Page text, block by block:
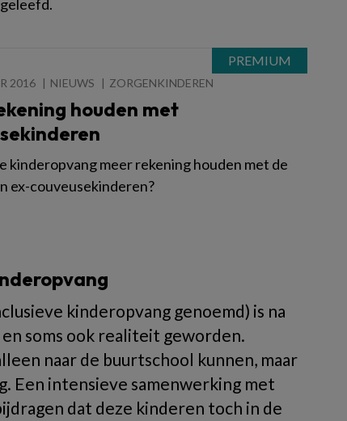
2016 NIEUWS ZORGENKINDEREN
houden met
kinderopvang meer rekening houden met de
ex-couveusekinderen?
kinderopvang genoemd) is na
soms ook realiteit geworden.
naar de buurtschool kunnen, maar
Een intensieve samenwerking met
dat deze kinderen toch in de